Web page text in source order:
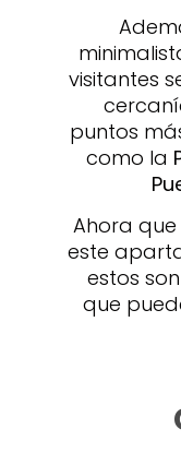
visitantes
puntos
como la
Ahora
este
estos
que